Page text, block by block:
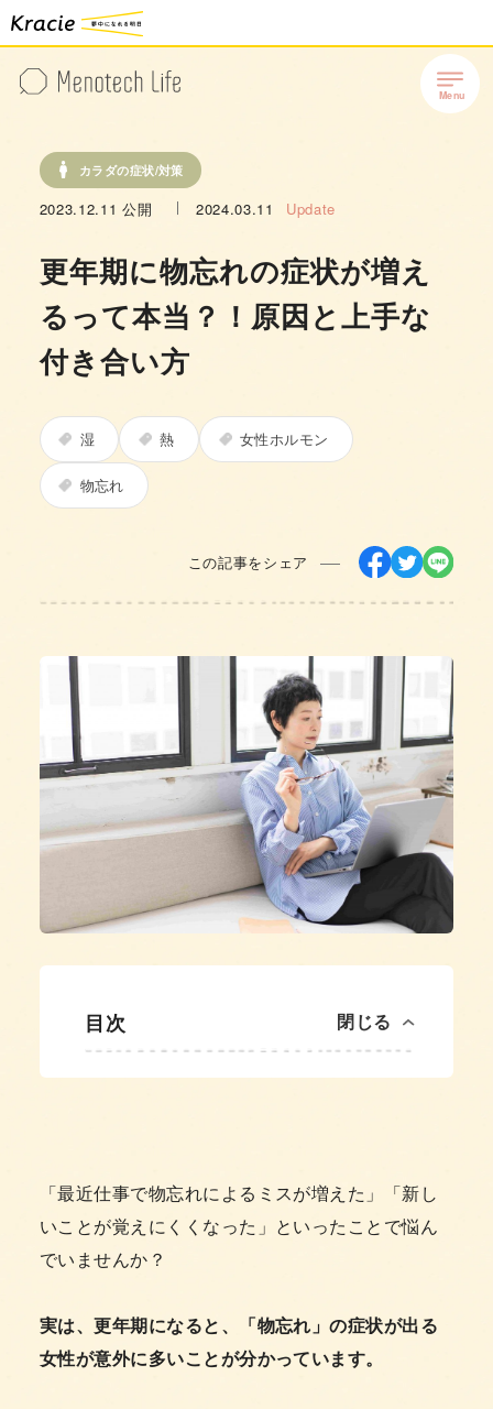
カラダの症状/対策
2023.12.11 公開 2024.03.11 Update
この記事をシェア
更年期に物忘れの症状が増え
るって本当？！原因と上手な
付き合い方
湿 熱 女性ホルモン
物忘れ
目次 閉じる
「最近仕事で物忘れによるミスが増えた」「新し
いことが覚えにくくなった」といったことで悩ん
でいませんか？
実は、更年期になると、「物忘れ」の症状が出る
女性が意外に多いことが分かっています。